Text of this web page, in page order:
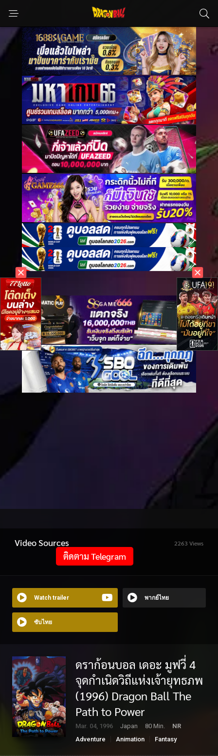
Video Sources 2263 Views
ติดตาม Telegram
Watch trailer พากย์ไทย
ซับไทย
ดราก้อนบอล เดอะ มูฟวี่ 4
จุดกำเนิดวิถีแห่งเจ้ายุทธภพ
(1996) Dragon Ball The
Path to Power
Mar. 04, 1996 Japan 80 Min.
NR
Adventure
Animation Fantasy